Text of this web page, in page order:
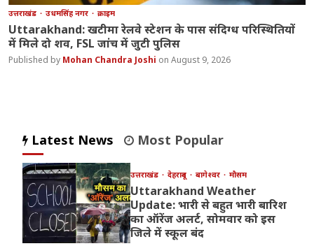
उत्तराखंड उधमसिंह नगर क्राइम
Uttarakhand: खटीमा रेलवे स्टेशन के पास संदिग्ध परिस्थितियों
में मिले दो शव, FSL जांच में जुटी पुलिस
Mohan Chandra Joshi August 9, 2026
Latest News Most Popular
उत्तराखंड देहरादून बागेश्वर मौसम
Uttarakhand Weather
Update: भारी से बहुत भारी बारिश
का ऑरेंज अलर्ट, सोमवार को इस
जिले में स्कूल बंद